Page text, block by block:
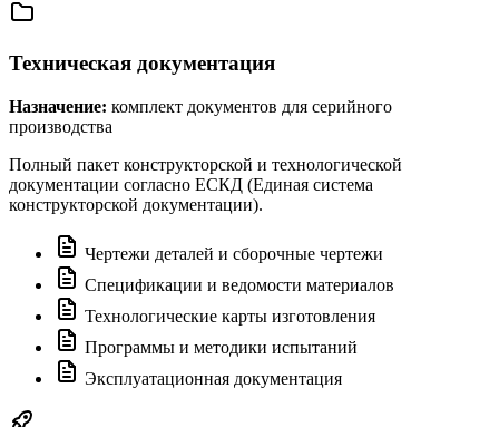
Техническая документация
Назначение: комплект документов для серийного
производства
Полный пакет конструкторской и технологической
документации согласно ЕСКД (Единая система
конструкторской документации).
Чертежи деталей и сборочные чертежи
Спецификации и ведомости материалов
Технологические карты изготовления
Программы и методики испытаний
Эксплуатационная документация